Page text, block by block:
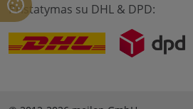
Pristatymas su DHL & DPD: